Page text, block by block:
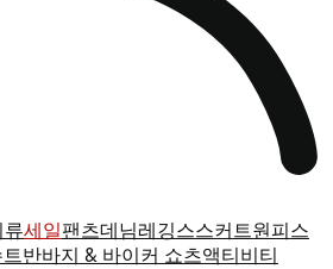
류세일팬츠데님레깅스스커트원피스
반바지 & 바이커 쇼츠액티비티